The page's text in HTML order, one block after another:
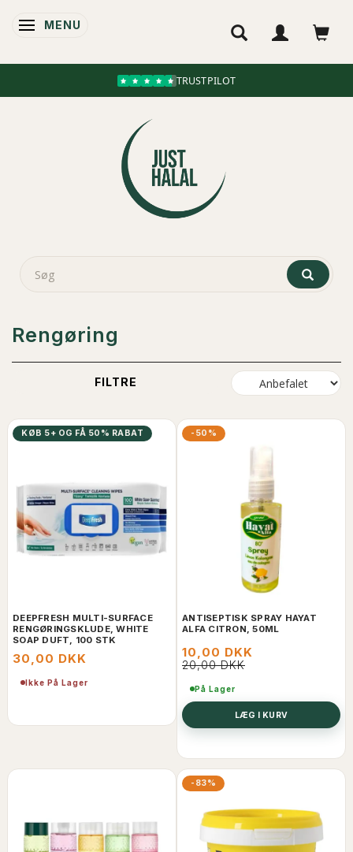
SKIFTE NAVIGATION
MENU
TRUSTPILOT
Rengøring
FILTRE
KØB 5+ OG FÅ 50% RABAT
DEEPFRESH MULTI-SURFACE
RENGØRINGSKLUDE, WHITE
SOAP DUFT, 100 STK
30,00 DKK
Ikke På Lager
-50%
ANTISEPTISK SPRAY HAYAT
ALFA CITRON, 50ML
10,00 DKK
20,00 DKK
På Lager
LÆG I KURV
-83%